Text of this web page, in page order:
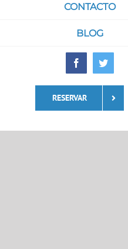
CONTACTO
BLOG
FacebookTwitter
RESERVAR